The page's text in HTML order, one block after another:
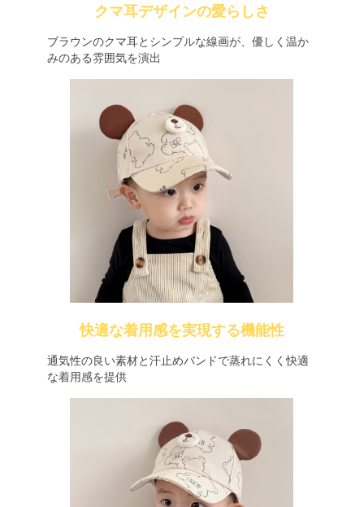
クマ耳デザインの愛らしさ
ブラウンのクマ耳とシンプルな線画が、優しく温か
みのある雰囲気を演出
快適な着用感を実現する機能性
通気性の良い素材と汗止めバンドで蒸れにくく快適
な着用感を提供